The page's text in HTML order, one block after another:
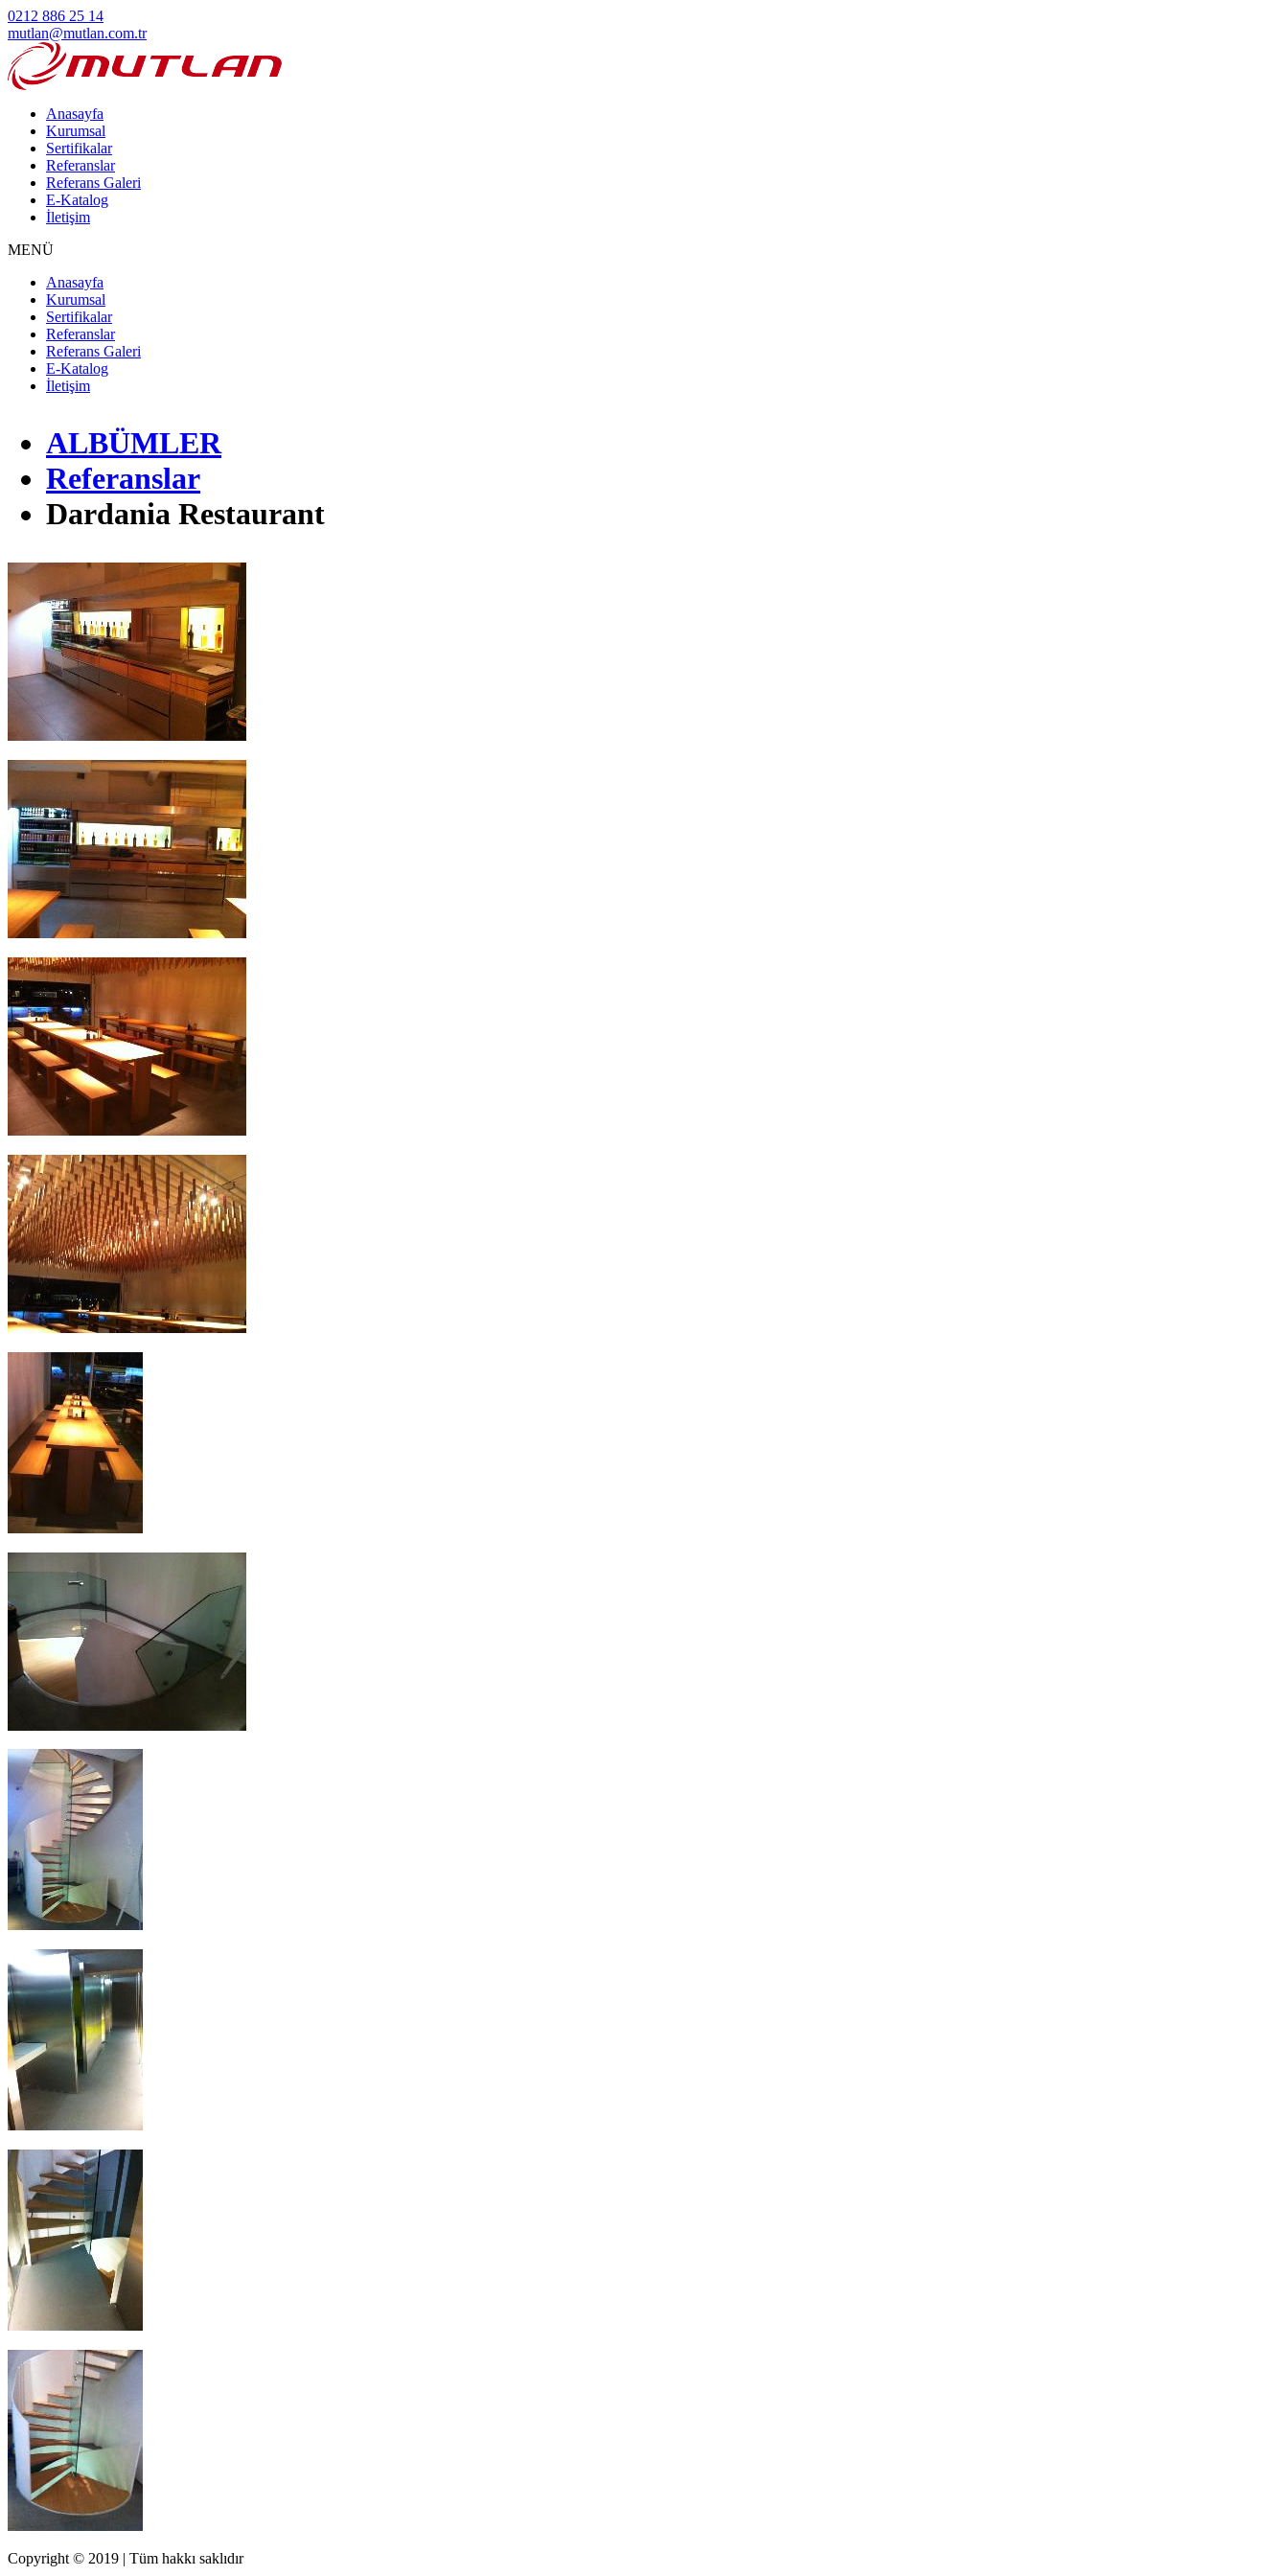
0212 886 25 14
mutlan@mutlan.com.tr
Anasayfa
Kurumsal
Sertifikalar
Referanslar
Referans Galeri
E-Katalog
İletişim
MENÜ
Anasayfa
Kurumsal
Sertifikalar
Referanslar
Referans Galeri
E-Katalog
İletişim
ALBÜMLER
Referanslar
Dardania Restaurant
Copyright © 2019 | Tüm hakkı saklıdır